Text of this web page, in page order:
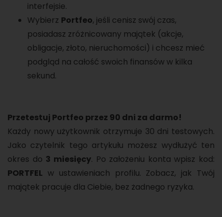
interfejsie.
Wybierz Portfeo, jeśli cenisz swój czas,
posiadasz zróżnicowany majątek (akcje,
obligacje, złoto, nieruchomości) i chcesz mieć
podgląd na całość swoich finansów w kilka
sekund.
Przetestuj Portfeo przez 90 dni za darmo!
Każdy nowy użytkownik otrzymuje 30 dni testowych.
Jako czytelnik tego artykułu możesz wydłużyć ten
okres do 3 miesięcy. Po założeniu konta wpisz kod:
PORTFEL w ustawieniach profilu. Zobacz, jak Twój
majątek pracuje dla Ciebie, bez żadnego ryzyka.